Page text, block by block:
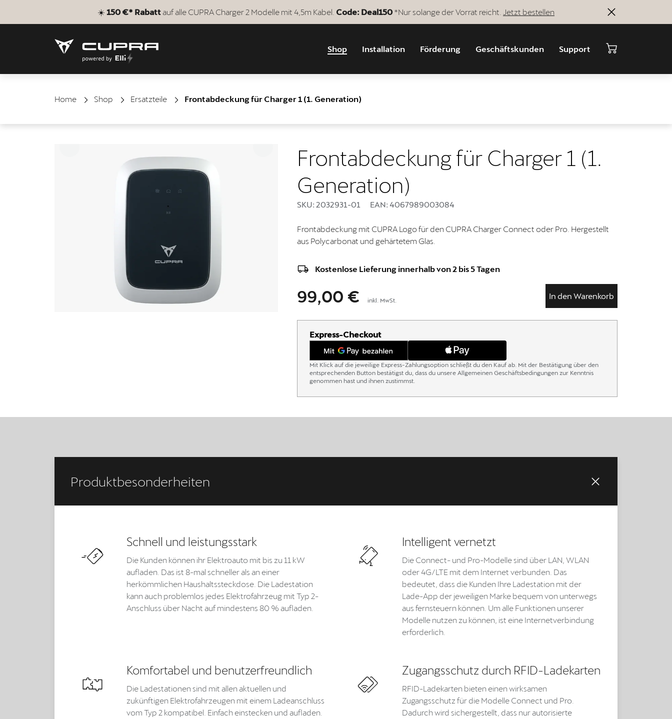
☀️ 150 €* Rabattauf alle CUPRA Charger 2 Modelle mit 4,5m Kabel. Code: Deal150*Nur solange der Vorrat reicht. Jetzt bestellen
Shop Installation Förderung Geschäftskunden Support
Home Shop Ersatzteile Frontabdeckung für Charger 1 (1. Generation)
Frontabdeckung für Charger 1 (1.
Generation)
SKU: 2032931-01 EAN: 4067989003084
Frontabdeckung mit CUPRA Logo für den CUPRA Charger Connect oder Pro. Hergestellt
aus Polycarbonat und gehärtetem Glas.
Kostenlose Lieferung innerhalb von 2 bis 5 Tagen
99,00 € inkl. MwSt. In den Warenkorb
Express-Checkout
Mit Klick auf die jeweilige Express-Zahlungsoption schließt du den Kauf ab. Mit der Bestätigung über den
entsprechenden Button bestätigst du, dass du unsere Allgemeinen Geschäftsbedingungen zur Kenntnis
genommen hast und ihnen zustimmst.
Produktbesonderheiten
Schnell und leistungsstark
Die Kunden können ihr Elektroauto mit bis zu 11 kW
aufladen. Das ist 8-mal schneller als an einer
herkömmlichen Haushaltssteckdose. Die Ladestation
kann auch problemlos jedes Elektrofahrzeug mit Typ 2-
Anschluss über Nacht auf mindestens 80 % aufladen.
Intelligent vernetzt
Die Connect- und Pro-Modelle sind über LAN, WLAN
oder 4G/LTE mit dem Internet verbunden. Das
bedeutet, dass die Kunden Ihre Ladestation mit der
Lade-App der jeweiligen Marke bequem von unterwegs
aus fernsteuern können. Um alle Funktionen unserer
Modelle nutzen zu können, ist eine Internetverbindung
erforderlich.
Komfortabel und benutzerfreundlich
Die Ladestationen sind mit allen aktuellen und
zukünftigen Elektrofahrzeugen mit einem Ladeanschluss
vom Typ 2 kompatibel. Einfach einstecken und aufladen.
Zugangsschutz durch RFID-Ladekarten
RFID-Ladekarten bieten einen wirksamen
Zugangsschutz für die Modelle Connect und Pro.
Dadurch wird sichergestellt, dass nur autorisierte